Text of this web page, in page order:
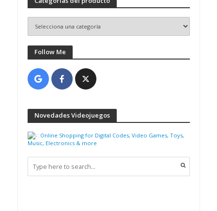
Follow Me
Novedades Videojuegos